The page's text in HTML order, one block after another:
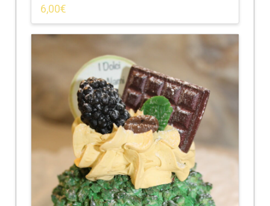
6,00€